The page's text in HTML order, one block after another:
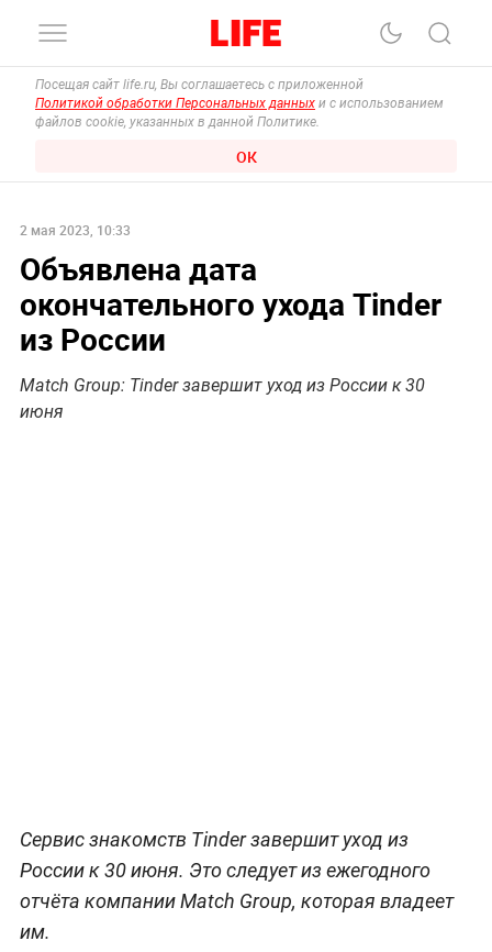
Посещая сайт life.ru, Вы соглашаетесь с приложенной
Политикой обработки Персональных данных и с использованием
файлов cookie, указанных в данной Политике.
ОК
2 мая 2023, 10:33
Объявлена дата
окончательного ухода Tinder
из России
Match Group: Tinder завершит уход из России к 30
июня
Сервис знакомств Tinder завершит уход из
России к 30 июня. Это следует из ежегодного
отчёта компании Match Group, которая владеет
им.